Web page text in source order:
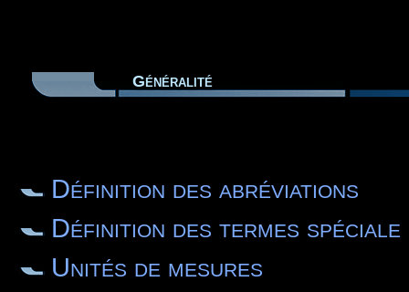
Généralité
Définition des abréviations
Définition des termes spéciale
Unités de mesures